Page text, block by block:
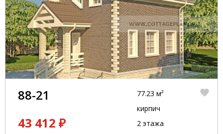
88-21
43 412 ₽
77.23 м²
кирпич
2 этажа